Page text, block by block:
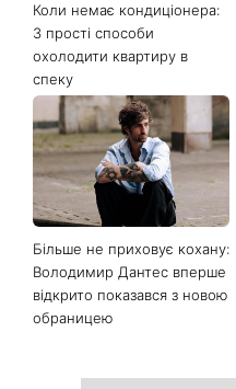
Останні новини